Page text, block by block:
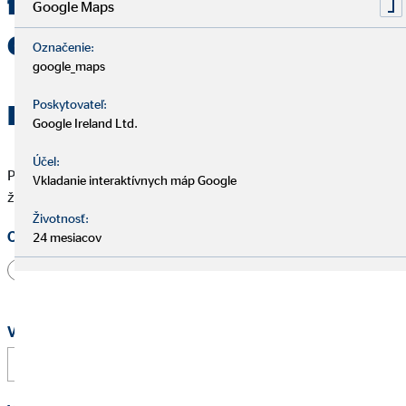
OVB Košice
Prihláste sa teraz
Polia označené * musia byť vyplnené, aby sme mohli vašu
žiadosť spracovať.
Oslovenie
Vaše meno a priezvisko
Google Maps
Označenie:
google_maps
Poskytovateľ:
Google Ireland Ltd.
Účel:
Vkladanie interaktívnych máp Google
Životnosť:
24 mesiacov